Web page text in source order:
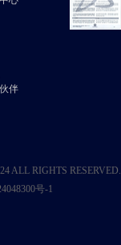
伴
ALL RIGHTS RESERVED.
号-1